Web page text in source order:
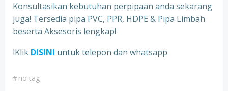
Konsultasikan kebutuhan perpipaan anda sekarang
juga! Tersedia pipa PVC, PPR, HDPE & Pipa Limbah
beserta Aksesoris lengkap!
lKlik DISINI untuk telepon dan whatsapp
#no tag